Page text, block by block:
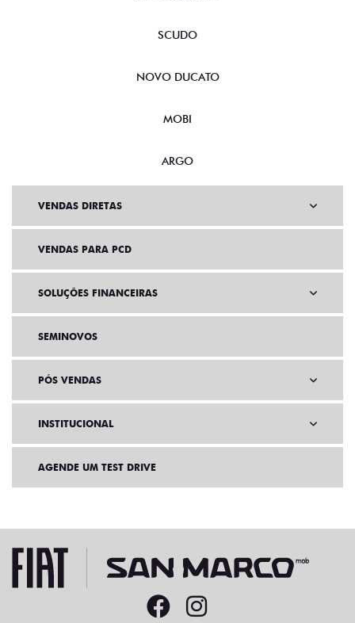
SCUDO
NOVO DUCATO
MOBI
ARGO
VENDAS DIRETAS
VENDAS PARA PCD
SOLUÇÕES FINANCEIRAS
SEMINOVOS
PÓS VENDAS
INSTITUCIONAL
AGENDE UM TEST DRIVE